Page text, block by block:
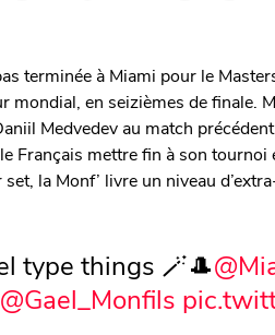
terminée à Miami pour le
mondial, en seizièmes de finale.
Medvedev au match
Français mettre fin à son tournoi
la Monf’ livre un niveau
type things 🪄🎩
@Gael_Monfils